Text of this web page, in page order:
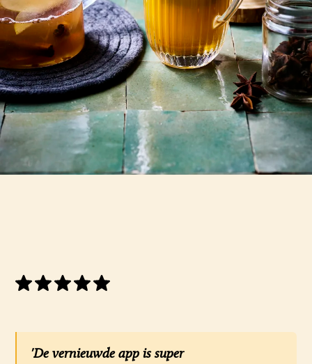
'De vernieuwde app is super